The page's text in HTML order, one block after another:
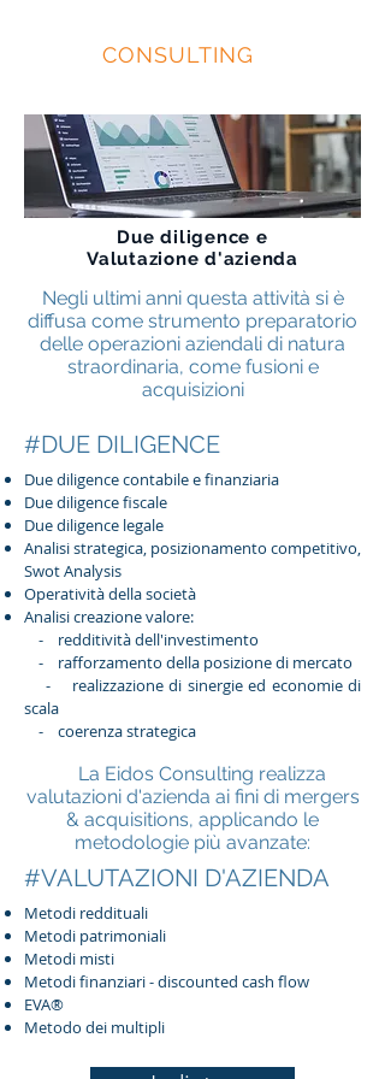
CONSULTING
Due diligence e
Valutazione d'azienda
Negli ultimi anni questa attività si è
diffusa come strumento preparatorio
delle operazioni aziendali di natura
straordinaria, come fusioni e
acquisizioni
#DUE DILIGENCE
Due diligence contabile e finanziaria
Due diligence fiscale
Due diligence legale
Analisi strategica, posizionamento competitivo,
Swot Analysis
Operatività della società
Analisi creazione valore:
- redditività dell'investimento
- rafforzamento della posizione di mercato
- realizzazione di sinergie ed economie di
scala
- coerenza strategica
La Eidos Consulting realizza
valutazioni d'azienda ai fini di mergers
& acquisitions, applicando le
metodologie più avanzate:
#VALUTAZIONI D'AZIENDA
Metodi reddituali
Metodi patrimoniali
Metodi misti
Metodi finanziari - discounted cash flow
EVA®
Metodo dei multipli